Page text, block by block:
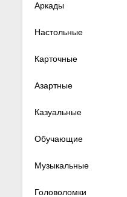
Аркады
Настольные
Карточные
Азартные
Казуальные
Обучающие
Музыкальные
Головоломки